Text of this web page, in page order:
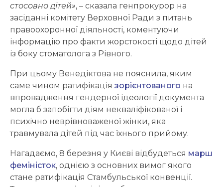
стосовно дітей», – сказала генпрокурор на
засіданні комітету Верховної Ради з питань
правоохоронної діяльності, коментуючи
інформацію про факти жорстокості щодо дітей
із боку стоматолога з Рівного.
При цьому Венедіктова не пояснила, яким
саме чином ратифікація зорієнтованого на
впровадження гендерної ідеології документа
могла б запобігти діям некваліфікованої і
психічно неврівноваженої жінки, яка
травмувала дітей під час їхнього прийому.
Нагадаємо, 8 березня у Києві відбудеться марш
феміністок, однією з основних вимог якого
стане ратифікація Стамбульської конвенції.